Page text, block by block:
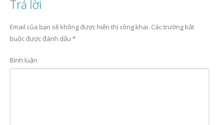
Trả lời
Email của bạn sẽ không được hiển thị công khai. Các trường bắt
buộc được đánh dấu *
Bình luận